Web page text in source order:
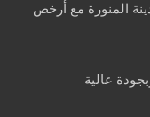
المنورة مع أرخص
عالية